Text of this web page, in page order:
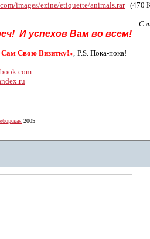
images/ezine/etiquette/animals.rar(470
И успехов Вам во всем!
С
Сам Свою Визитку!», P.S. Пока-пока!
2005